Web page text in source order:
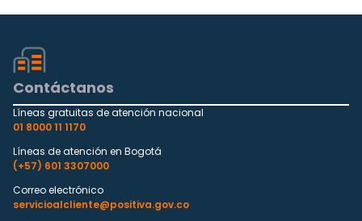
Contáctanos
Líneas gratuitas de atención nacional
01 8000 11 1170
Líneas de atención en Bogotá
(+57) 601 3307000
Correo electrónico
servicioalcliente@positiva.gov.co